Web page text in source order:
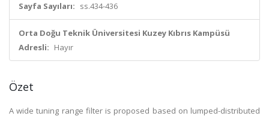
Sayfa Sayıları: ss.434-436
Orta Doğu Teknik Üniversitesi Kuzey Kıbrıs Kampüsü
Adresli: Hayır
Özet
A wide tuning range filter is proposed based on lumped-distributed